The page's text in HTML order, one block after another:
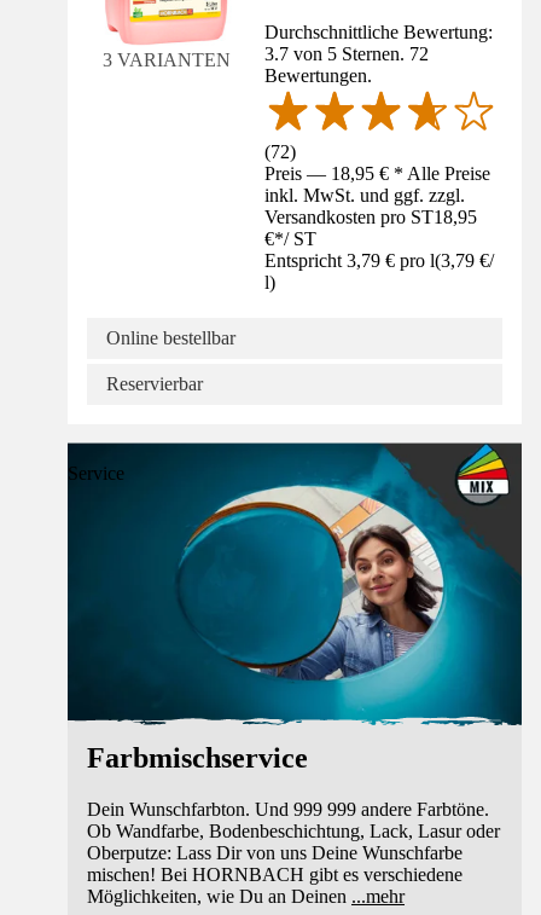
3 VARIANTEN
Durchschnittliche Bewertung:
3.7 von 5 Sternen. 72
Bewertungen.
(72)
Preis — 18,95 € * Alle Preise
inkl. MwSt. und ggf. zzgl.
Versandkosten pro ST18,95
€*/ ST
Entspricht 3,79 € pro l(3,79 €/
l)
Online bestellbar
Reservierbar
Service
Farbmischservice
Dein Wunschfarbton. Und 999 999 andere Farbtöne.
Ob Wandfarbe, Bodenbeschichtung, Lack, Lasur oder
Oberputze: Lass Dir von uns Deine Wunschfarbe
mischen! Bei HORNBACH gibt es verschiedene
Möglichkeiten, wie Du an Deinen ...mehr